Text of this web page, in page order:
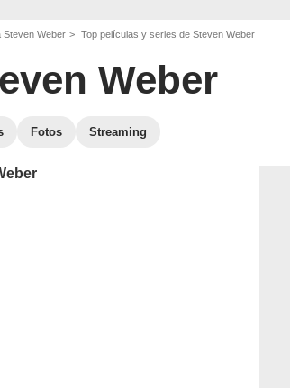
Steven Weber Top películas y series de Steven Weber
Weber
Fotos Streaming